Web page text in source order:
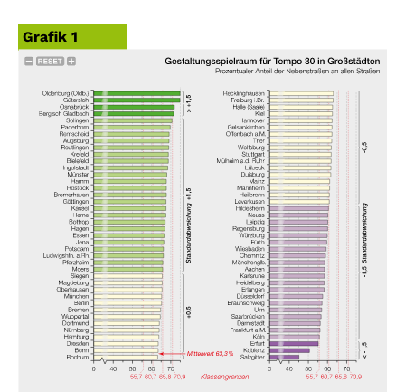
Grafik 1